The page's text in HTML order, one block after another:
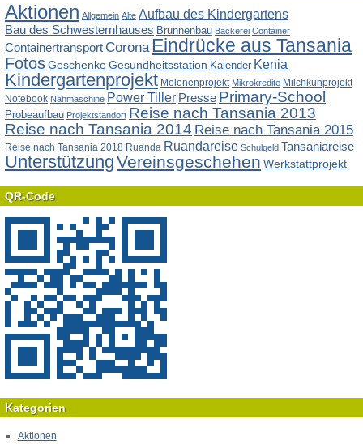
Aktionen Allgemein Alte Aufbau des Kindergartens
Bau des Schwesternhauses Brunnenbau Bäckerei Container
Containertransport Corona Eindrücke aus Tansania
FotosGeschenkeGesundheitsstation Kalender Kenia
Kindergartenprojekt Melonenprojekt Mikrokredite Milchkuhprojekt
Notebook Nähmaschine Power Tiller Presse Primary-School
Probeaufbau Projektstandort Reise nach Tansania 2013
Reise nach Tansania 2014 Reise nach Tansania 2015
Reise nach Tansania 2018 Ruanda Ruandareise Schulgeld Tansaniareise
UnterstützungVereinsgeschehen Werkstattprojekt
QR-Code
Kategorien
Aktionen